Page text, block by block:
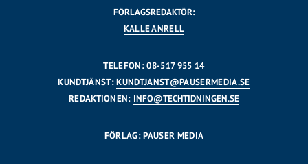
FÖRLAGSREDAKTÖR:
KALLE ANRELL
TELEFON: 08-517 955 14
KUNDTJÄNST:KUNDTJANST@PAUSERMEDIA.SE
REDAKTIONEN: INFO@TECHTIDNINGEN.SE
FÖRLAG: PAUSER MEDIA